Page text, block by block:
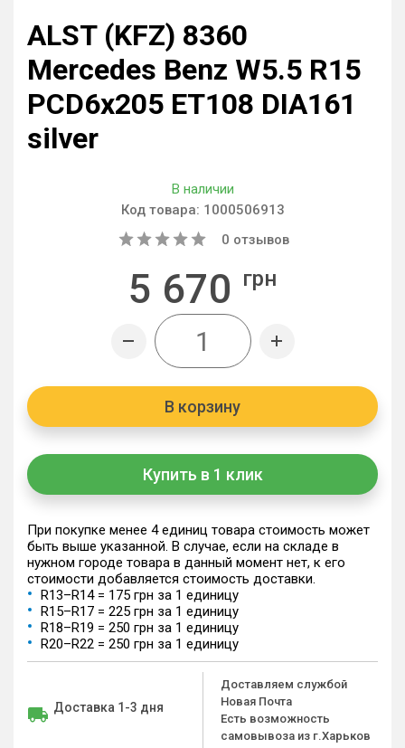
ALST (KFZ) 8360
Mercedes Benz W5.5 R15
PCD6x205 ET108 DIA161
silver
В наличии
Код товара: 1000506913
0 отзывов
5 670 грн
В корзину
Купить в 1 клик
При покупке менее 4 единиц товара стоимость может
быть выше указанной. В случае, если на складе в
нужном городе товара в данный момент нет, к его
стоимости добавляется стоимость доставки.
R13–R14 = 175 грн за 1 единицу
R15–R17 = 225 грн за 1 единицу
R18–R19 = 250 грн за 1 единицу
R20–R22 = 250 грн за 1 единицу
Доставка 1-3 дня
Доставляем службой
Новая Почта
Есть возможность
самовывоза из г.Харьков